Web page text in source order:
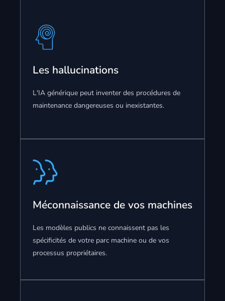
Les hallucinations
L'IA générique peut inventer des procédures de
maintenance dangereuses ou inexistantes.
RAG (Retrieval-Augmented
Generation)
Nous connectons l'IA exclusivement à vos manuels
L'IA assiste vos opérateurs sans jamais inventer de
fausses procédures.
Méconnaissance de vos machines
Les modèles publics ne connaissent pas les
spécificités de votre parc machine ou de vos
processus propriétaires.